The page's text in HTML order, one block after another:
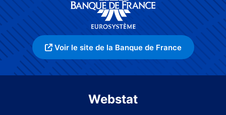
Voir le site de la Banque de France
Webstat